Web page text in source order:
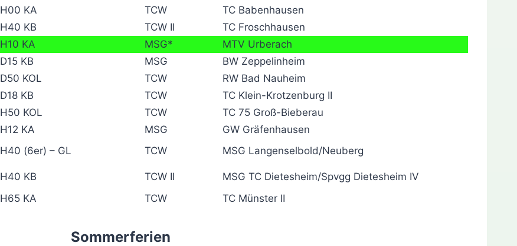
H00 KA TCW
TC Babenhausen
H40 KB TCW II
TC Froschhausen
H10 KA MSG*
MTV Urberach
D15 KB MSG
BW Zeppelinheim
D50 KOL TCW
RW Bad Nauheim
D18 KB TCW
TC Klein-Krotzenburg II
H50 KOL TCW
TC 75 Groß-Bieberau
H12 KA MSG
GW Gräfenhausen
H40 (6er) – GL TCW MSG Langenselbold/Neuberg
H40 KB TCW II
MSG TC Dietesheim/Spvgg Dietesheim IV
H65 KA TCW TC Münster II
Sommerferien